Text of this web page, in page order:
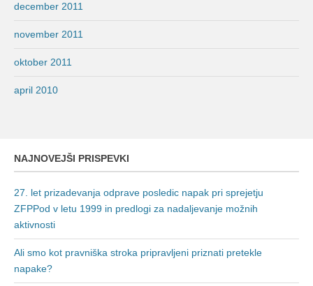
december 2011
november 2011
oktober 2011
april 2010
NAJNOVEJŠI PRISPEVKI
27. let prizadevanja odprave posledic napak pri sprejetju
ZFPPod v letu 1999 in predlogi za nadaljevanje možnih
aktivnosti
Ali smo kot pravniška stroka pripravljeni priznati pretekle
napake?